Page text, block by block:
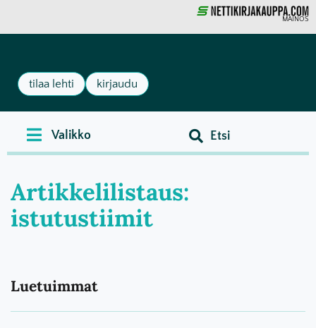
MAINOS
tilaa lehti kirjaudu
Artikkelilistaus:
istutustiimit
Luetuimmat